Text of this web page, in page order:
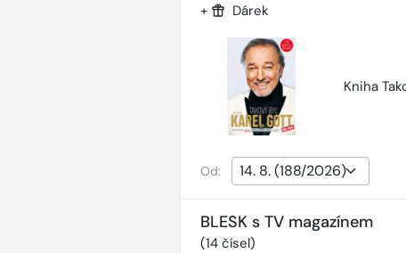
+ Dárek
Kniha
Od:
BLESK s TV magazínem
(14čísel)